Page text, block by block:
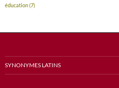
éducation(7)
SYNONYMES LATINS